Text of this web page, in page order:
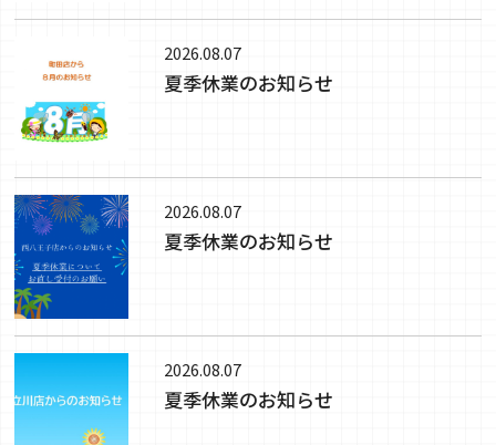
2026.08.07
夏季休業のお知らせ
2026.08.07
夏季休業のお知らせ
2026.08.07
夏季休業のお知らせ